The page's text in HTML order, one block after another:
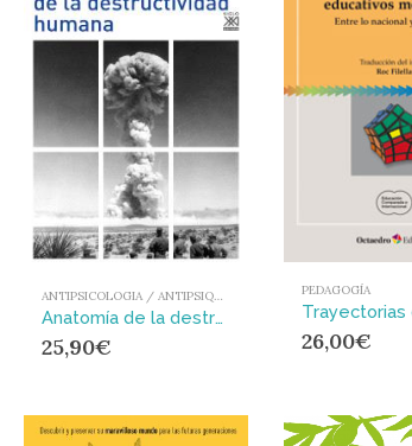
ANTIPSICOLOGIA / ANTIPSIQUIATRIA
Anatomía de la destructividad humana
25,90€
PEDAGOGÍA
26,00€